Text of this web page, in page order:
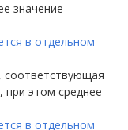
значение
соответствующая
при этом среднее